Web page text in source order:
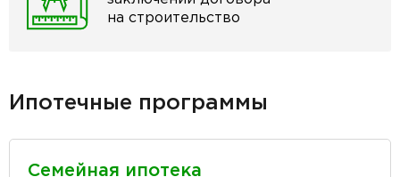
на строительство
Ипотечные программы
Семейная ипотека